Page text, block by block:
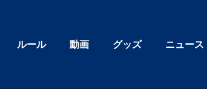
ルール 動画 グッズ ニュース